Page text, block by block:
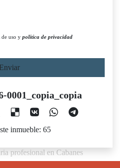
de uso y política de privacidad
Enviar
0001_copia_copia
inmueble: 65
profesional en Cabanes